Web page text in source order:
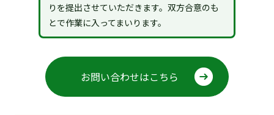
りを提出させていただきます。双方合意のも
とで作業に入ってまいります。
お問い合わせはこちら